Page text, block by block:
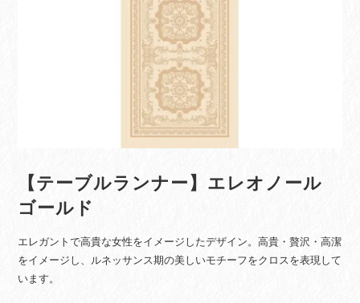
【テーブルランナー】エレオノール
ゴールド
エレガントで高貴な女性をイメージしたデザイン。高貴・贅沢・高潔
をイメージし、ルネッサンス期の美しいモチーフをクロスを表現して
います。